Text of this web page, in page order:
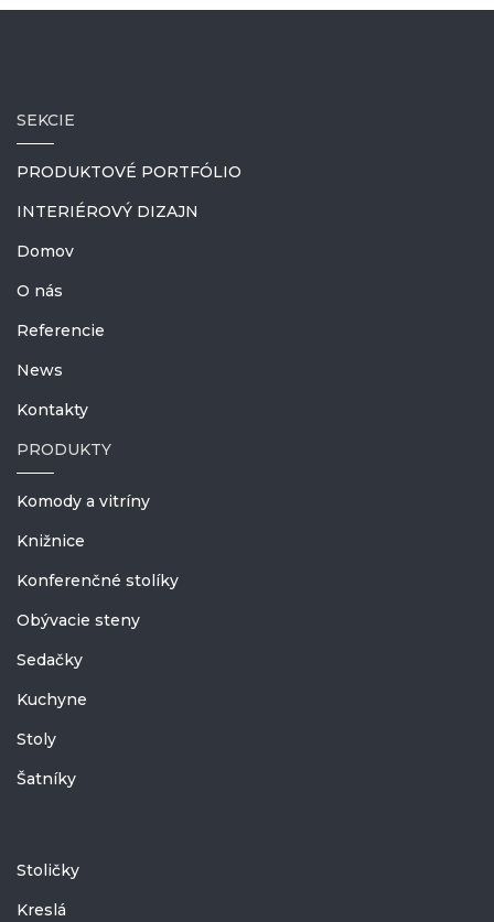
SEKCIE
PRODUKTOVÉ PORTFÓLIO
INTERIÉROVÝ DIZAJN
Domov
O nás
Referencie
News
Kontakty
PRODUKTY
Komody a vitríny
Knižnice
Konferenčné stolíky
Obývacie steny
Sedačky
Kuchyne
Stoly
Šatníky
Stoličky
Kreslá